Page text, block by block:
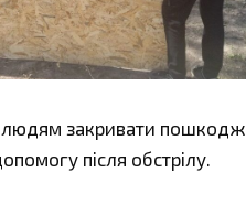
закривати
після обстрілу.